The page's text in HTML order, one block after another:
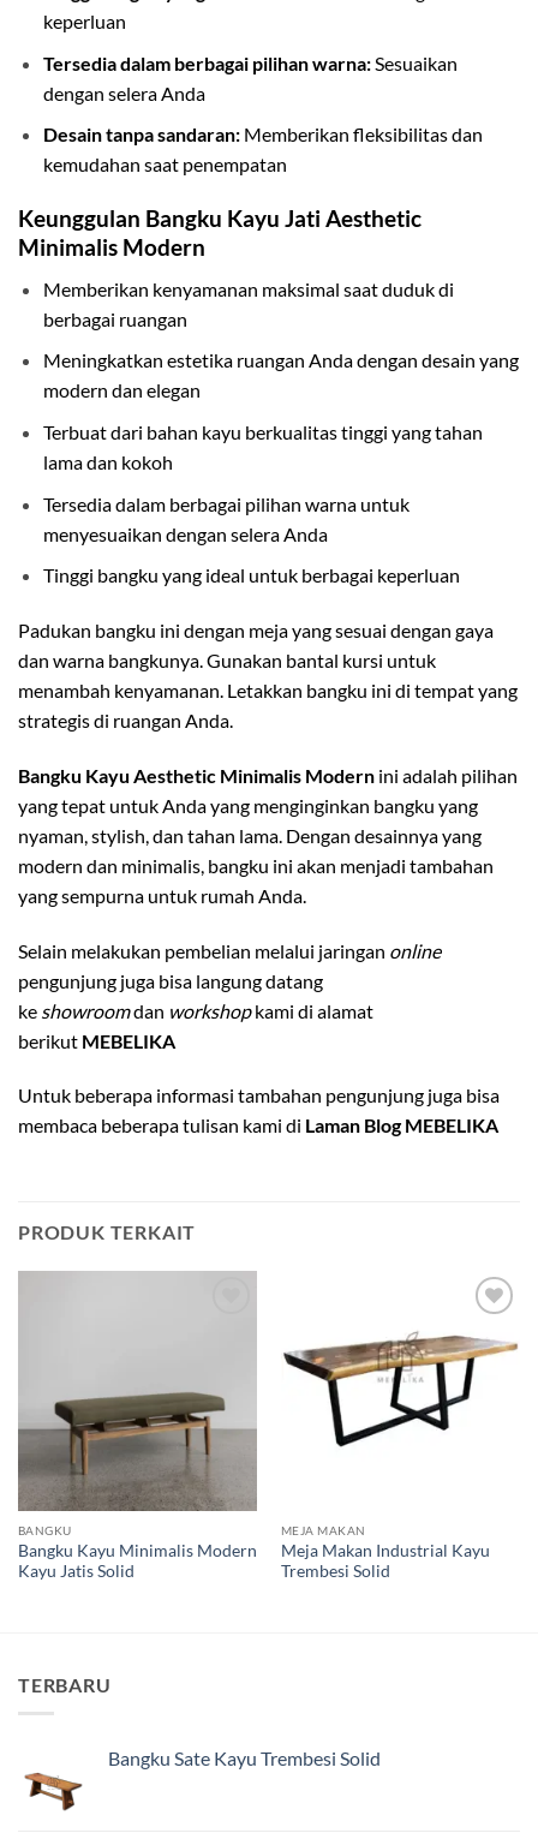
keperluan
Tersedia dalam berbagai pilihan warna:Sesuaikan
dengan selera Anda
Desain tanpa sandaran:Memberikan fleksibilitas dan
kemudahan saat penempatan
Keunggulan Bangku Kayu Jati Aesthetic
Minimalis Modern
Memberikan kenyamanan maksimal saat duduk di
berbagai ruangan
Meningkatkan estetika ruangan Anda dengan desain yang
modern dan elegan
Terbuat dari bahan kayu berkualitas tinggi yang tahan
lama dan kokoh
Tersedia dalam berbagai pilihan warna untuk
menyesuaikan dengan selera Anda
Tinggi bangku yang ideal untuk berbagai keperluan
Padukan bangku ini dengan meja yang sesuai dengan gaya
dan warna bangkunya. Gunakan bantal kursi untuk
menambah kenyamanan. Letakkan bangku ini di tempat yang
strategis di ruangan Anda.
Bangku Kayu Aesthetic Minimalis Modern ini adalah pilihan
yang tepat untuk Anda yang menginginkan bangku yang
nyaman, stylish, dan tahan lama. Dengan desainnya yang
modern dan minimalis, bangku ini akan menjadi tambahan
yang sempurna untuk rumah Anda.
Selain melakukan pembelian melalui jaringan online
pengunjung juga bisa langung datang
ke showroomdan workshopkami di alamat
berikut MEBELIKA
Untuk beberapa informasi tambahan pengunjung juga bisa
membaca beberapa tulisan kami di Laman Blog MEBELIKA
PRODUK TERKAIT
BANGKU
Bangku Kayu Minimalis Modern
Kayu Jatis Solid
wishlist
MEJA MAKAN
Meja Makan Industrial Kayu
Trembesi Solid
TERBARU
Bangku Sate Kayu Trembesi Solid